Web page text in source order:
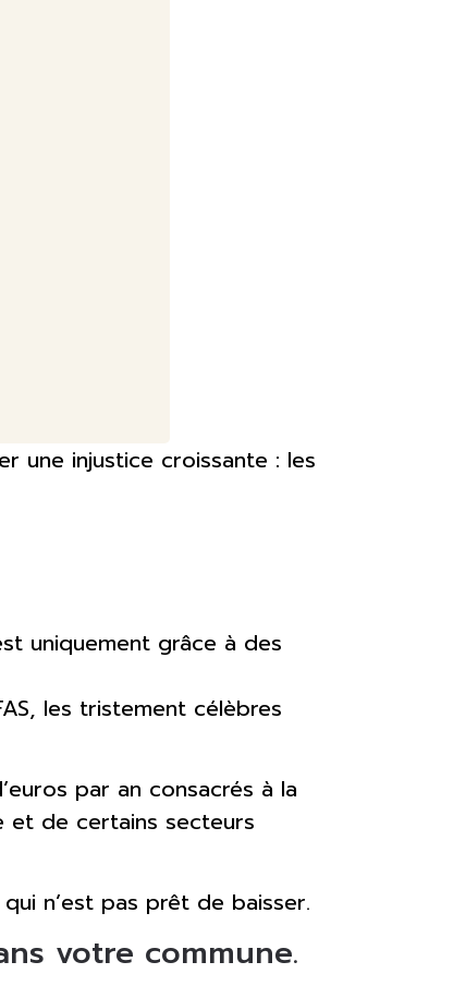
une injustice croissante : les
uniquement grâce à des
les tristement célèbres
par an consacrés à la
et de certains secteurs
n’est pas prêt de baisser.
votre commune.